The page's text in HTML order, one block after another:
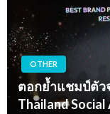
OTHER
ตอกย้ำแชมป์ตัว
Thailand Social